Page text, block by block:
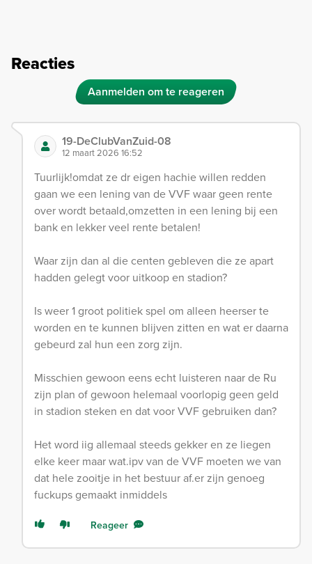
Reacties
Aanmelden om te reageren
19-DeClubVanZuid-08
12 maart 2026 16:52
Tuurlijk!omdat ze dr eigen hachie willen redden
gaan we een lening van de VVF waar geen rente
over wordt betaald,omzetten in een lening bij een
bank en lekker veel rente betalen!
Waar zijn dan al die centen gebleven die ze apart
hadden gelegt voor uitkoop en stadion?
Is weer 1 groot politiek spel om alleen heerser te
worden en te kunnen blijven zitten en wat er daarna
gebeurd zal hun een zorg zijn.
Misschien gewoon eens echt luisteren naar de Ru
zijn plan of gewoon helemaal voorlopig geen geld
in stadion steken en dat voor VVF gebruiken dan?
Het word iig allemaal steeds gekker en ze liegen
elke keer maar wat.ipv van de VVF moeten we van
dat hele zooitje in het bestuur af.er zijn genoeg
fuckups gemaakt inmiddels
Reageer